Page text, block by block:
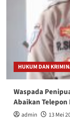
HUKUM DAN
Waspada
Abaikan
admin 13 Mei